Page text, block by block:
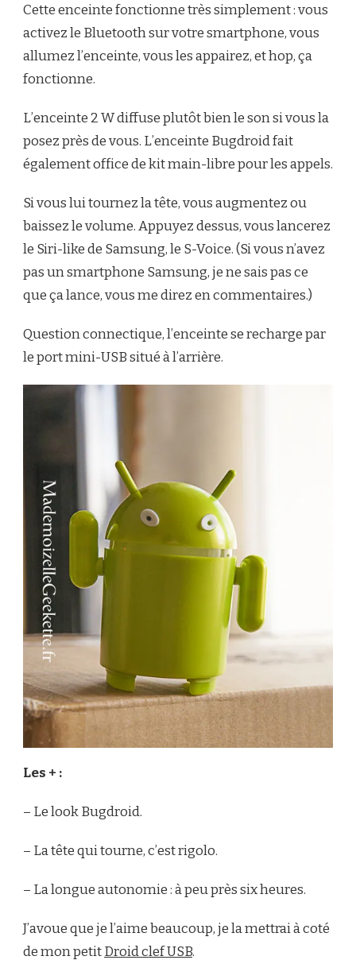
Cette enceinte fonctionne très simplement : vous
activez le Bluetooth sur votre smartphone, vous
allumez l’enceinte, vous les appairez, et hop, ça
fonctionne.
L’enceinte 2 W diffuse plutôt bien le son si vous la
posez près de vous. L’enceinte Bugdroid fait
également office de kit main-libre pour les appels.
Si vous lui tournez la tête, vous augmentez ou
baissez le volume. Appuyez dessus, vous lancerez
le Siri-like de Samsung, le S-Voice. (Si vous n’avez
pas un smartphone Samsung, je ne sais pas ce
que ça lance, vous me direz en commentaires.)
Question connectique, l’enceinte se recharge par
le port mini-USB situé à l’arrière.
Les + :
– Le look Bugdroid.
– La tête qui tourne, c’est rigolo.
– La longue autonomie : à peu près six heures.
J’avoue que je l’aime beaucoup, je la mettrai à coté
de mon petitDroid clef USB.